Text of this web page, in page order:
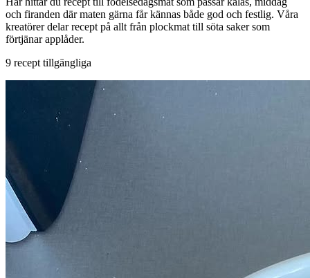
och firanden där maten gärna får kännas både god och festlig. Våra
kreatörer delar recept på allt från plockmat till söta saker som
förtjänar applåder.
9 recept tillgängliga